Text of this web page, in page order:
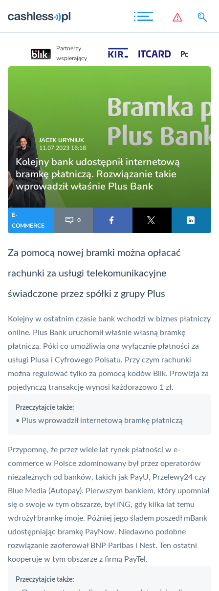
Partnerzy
wspierający
JACEK URYNIUK
11.07.2023 16:18
Kolejny bank udostępnił internetową
bramkę płatniczą. Rozwiązanie takie
wprowadził właśnie Plus Bank
E-
COMMERCE
0
Za pomocą nowej bramki można opłacać
rachunki za usługi telekomunikacyjne
świadczone przez spółki z grupy Plus
Kolejny w ostatnim czasie bank wchodzi w biznes płatniczy
online. Plus Bank uruchomił właśnie własną bramkę
płatniczą. Póki co umożliwia ona wyłącznie płatności za
usługi Plusa i Cyfrowego Polsatu. Przy czym rachunki
można regulować tylko za pomocą kodów Blik. Prowizja za
pojedynczą transakcję wynosi każdorazowo 1 zł.
Przeczytajcie także:
• Plus wprowadził internetową bramkę płatniczą
Przypomnę, że przez wiele lat rynek płatności w e-
commerce w Polsce zdominowany był przez operatorów
niezależnych od banków, takich jak PayU, Przelewy24 czy
Blue Media (Autopay). Pierwszym bankiem, który upomniał
się o swoje w tym obszarze, był ING, gdy kilka lat temu
wdrożył bramkę imoje. Później jego śladem poszedł mBank
udostępniając bramkę PayNow. Niedawno podobne
rozwiązanie zaoferował BNP Paribas i Nest. Ten ostatni
kooperuje w tym obszarze z firmą PayTel .
Przeczytajcie także: